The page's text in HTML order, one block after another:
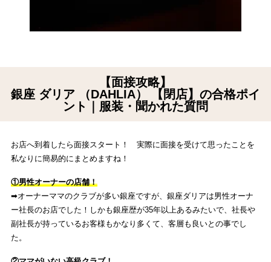
【面接攻略】
銀座 ダリア （DAHLIA） 【閉店】の合格ポイ
ント｜服装・聞かれた質問
お店へ到着したら面接スタート！ 実際に面接を受けて思ったことを
私なりに簡易的にまとめますね！
①男性オーナーの店舗！
➡︎オーナーママのクラブが多い銀座ですが、銀座ダリアは男性オーナ
ー社長のお店でした！しかも銀座歴が35年以上あるみたいで、社長や
副社長が持っているお客様もかなり多くて、客層も良いとの事でし
た。